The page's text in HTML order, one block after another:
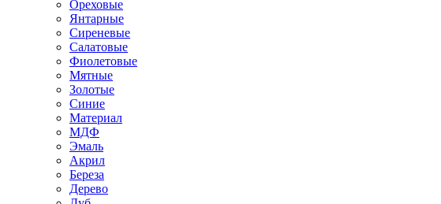
Ореховые
Янтарные
Сиреневые
Салатовые
Фиолетовые
Мятные
Золотые
Синие
Материал
МДФ
Эмаль
Акрил
Береза
Дерево